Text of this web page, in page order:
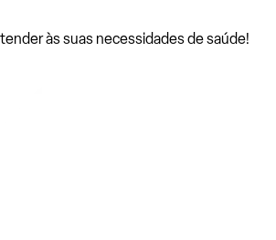
às suas necessidades de saúde!